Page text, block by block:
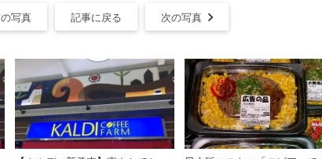
写真 記事に戻る 次の写真